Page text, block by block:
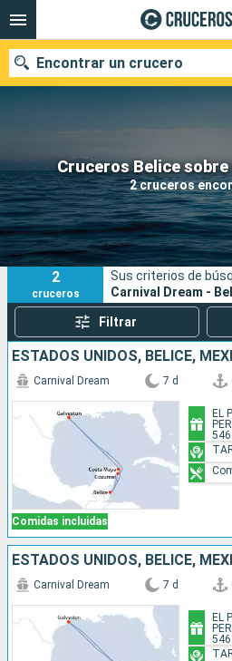
Cruceros Belice sobre
2 cruceros
Encontrar un crucero
Nuestros destinos
Fecha de salida
Puertos
2
cruceros
Sus criterios de
Carnival Dream -
Filtrar
ESTADOS UNIDOS, BELICE,
Comidas incluidas
Carnival Dream 7 d
EL
ESTADOS UNIDOS, BELICE,
Carnival Dream 7 d
EL